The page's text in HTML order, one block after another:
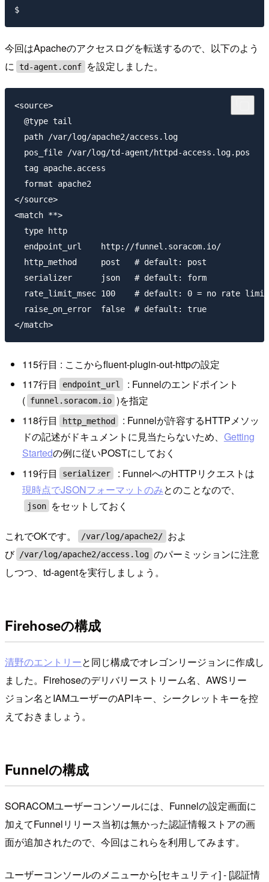
今回はApacheのアクセスログを転送するので、以下のよう
に td-agent.conf を設定しました。
<source>
  @type tail
  path /var/log/apache2/access.log
  pos_file /var/log/td-agent/httpd-access.log.pos
  tag apache.access
  format apache2
</source>
<match **>
  type http
  endpoint_url    http://funnel.soracom.io/
  http_method     post   # default: post
  serializer      json   # default: form
rate_limit_msec 100    # default: 0 = no rate
  raise_on_error  false  # default: true
115行目 : ここからfluent-plugin-out-httpの設定
117行目
endpoint_url
: Funnelのエンドポイント
( funnel.soracom.io )を指定
118行目
http_method
: Funnelが許容するHTTPメソッ
ドの記述がドキュメントに見当たらないため、 Getting
Startedの例に従いPOSTにしておく
119行目
serializer
: FunnelへのHTTPリクエストは
現時点でJSONフォーマットのみとのことなので、
json をセットしておく
これでOKです。 /var/log/apache2/ およ
び
/var/log/apache2/access.log のパーミッションに注意
しつつ、td-agentを実行しましょう。
Firehoseの構成
清野のエントリーと同じ構成でオレゴンリージョンに作成し
ました。Firehoseのデリバリーストリーム名、AWSリー
ジョン名とIAMユーザーのAPIキー、シークレットキーを控
えておきましょう。
Funnelの構成
SORACOMユーザーコンソールには、Funnelの設定画面に
加えてFunnelリリース当初は無かった認証情報ストアの画
面が追加されたので、今回はこれらを利用してみます。
ユーザーコンソールのメニューから[セキュリティ] - [認証情